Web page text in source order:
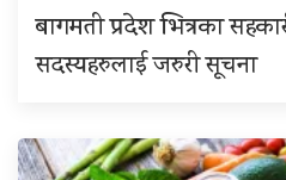
बागमती प्रदेश भित्रका
सदस्यहरुलाई जरुरी सूचना